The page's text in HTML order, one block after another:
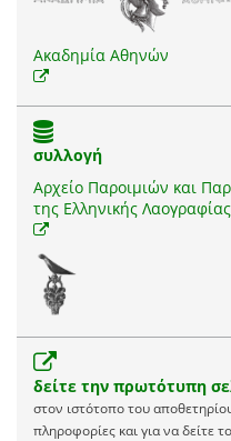
Ακαδημία Αθηνών
συλλογή
Αρχείο Παροιμιών και
της Ελληνικής
δείτε την πρωτότυπη
στον ιστότοπο του
πληροφορίες και για να δείτε